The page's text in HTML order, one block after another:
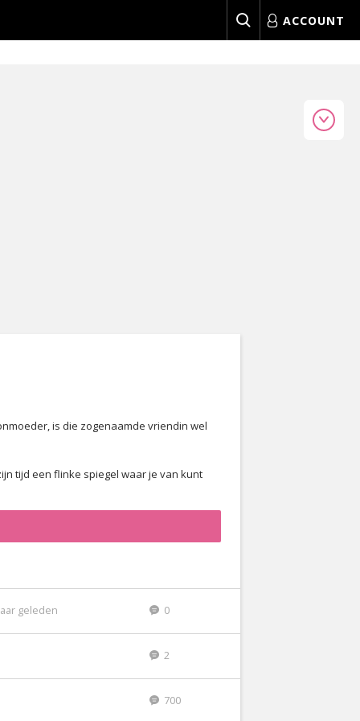
ACCOUNT
is die zogenaamde vriendin wel
tijd een flinke spiegel waar je van kunt
geleden 0
2
700